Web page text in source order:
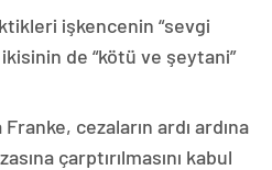
işkencenin “sevgi
de “kötü ve şeytani”
cezaların ardı ardına
çarptırılmasını kabul